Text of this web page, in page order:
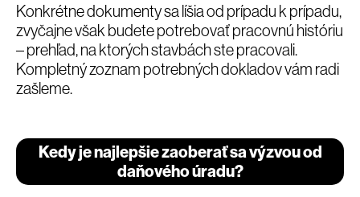
Konkrétne dokumenty sa líšia od prípadu k prípadu,
zvyčajne však budete potrebovať pracovnú históriu
– prehľad, na ktorých stavbách ste pracovali.
Kompletný zoznam potrebných dokladov vám radi
zašleme.
Kedy je najlepšie zaoberať sa výzvou od
daňového úradu?